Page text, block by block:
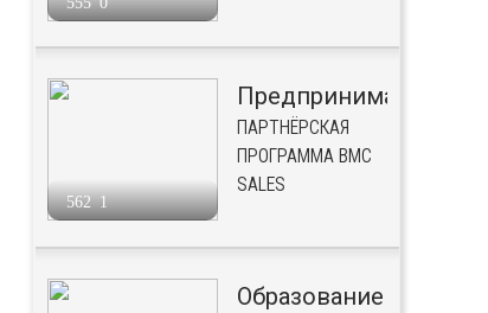
562 1
Предпринимательство
ПАРТНЁРСКАЯ
ПРОГРАММА BMC
SALES
Образование